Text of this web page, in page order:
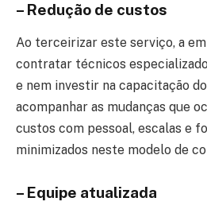
– Redução de custos
Ao terceirizar este serviço, a
contratar técnicos
e nem investir na capacitação
acompanhar as mudanças que
custos com pessoal, escalas e
minimizados neste modelo de
– Equipe atualizada